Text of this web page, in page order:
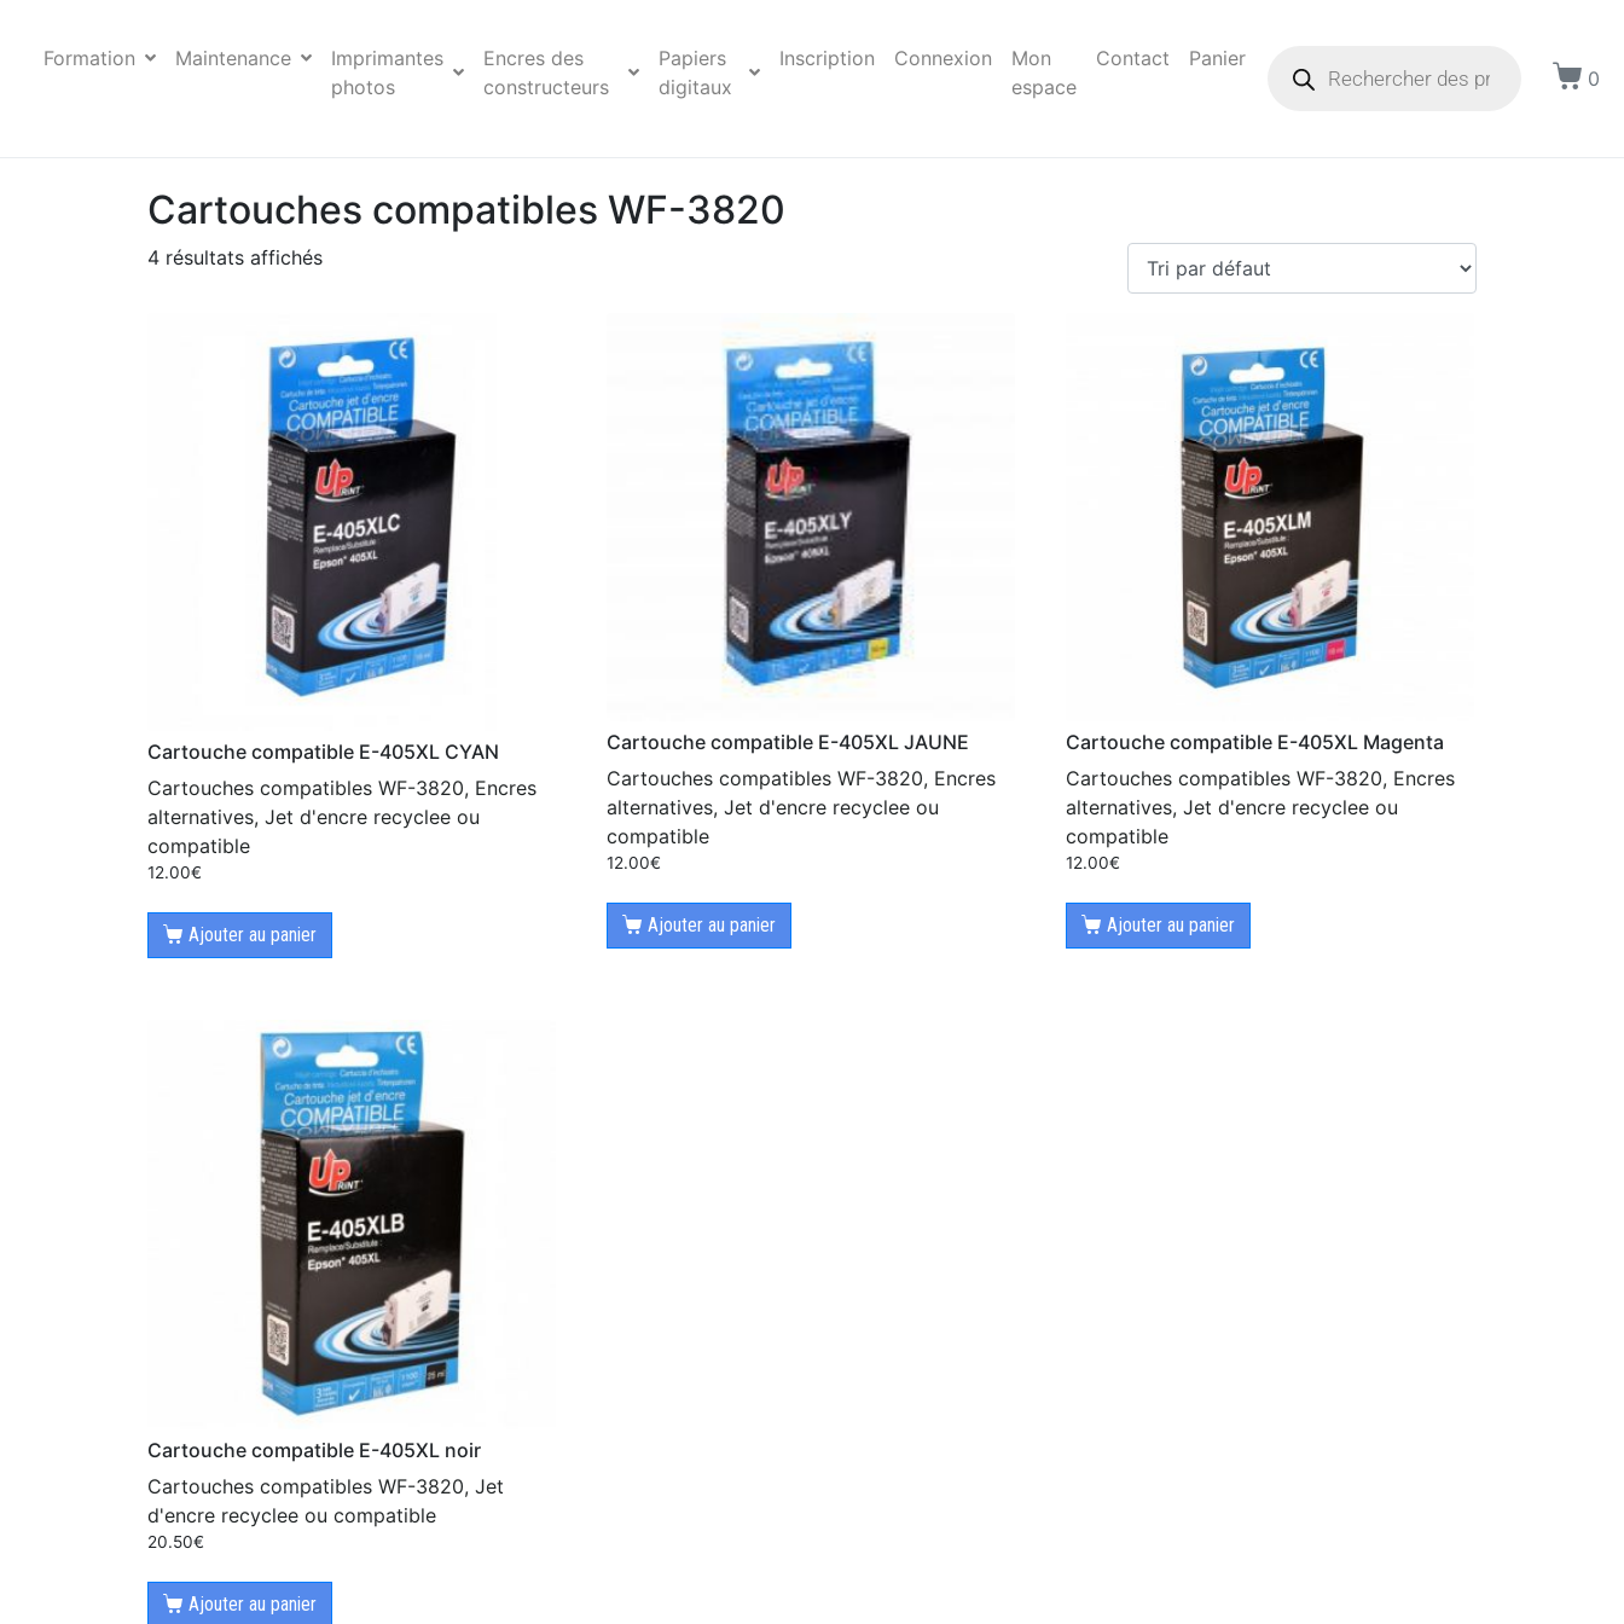
Formation Maintenance
Imprimantes
photos
Encres des
constructeurs
Papiers
digitaux
Inscription Connexion
Mon
espace
Contact
Panier
0
Cartouches compatibles WF-3820
4 résultats affichés
Cartouche compatible E-405XL CYAN
Cartouches compatibles WF-3820, Encres
alternatives, Jet d'encre recyclee ou
compatible
12.00€
Ajouter au panier
Cartouche compatible E-405XL JAUNE
Cartouches compatibles WF-3820, Encres
alternatives, Jet d'encre recyclee ou
compatible
12.00€
Ajouter au panier
Cartouche compatible E-405XL Magenta
Cartouches compatibles WF-3820, Encres
alternatives, Jet d'encre recyclee ou
compatible
12.00€
Ajouter au panier
Cartouche compatible E-405XL noir
Cartouches compatibles WF-3820, Jet
d'encre recyclee ou compatible
20.50€
Ajouter au panier